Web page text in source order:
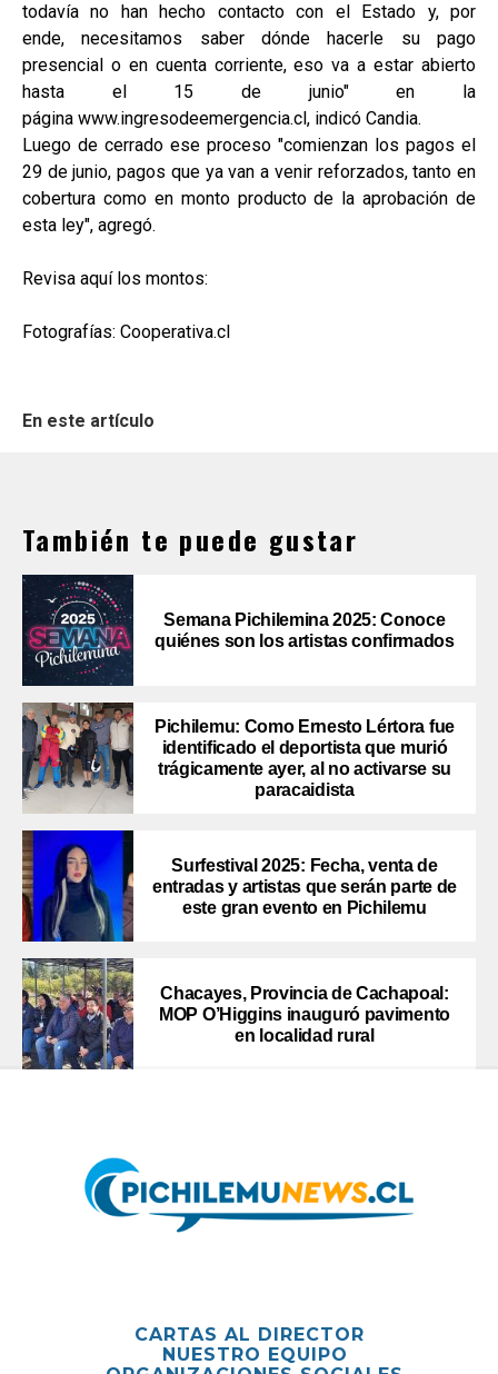
todavía no han hecho contacto con el Estado y, por
ende, necesitamos saber dónde hacerle su pago
presencial o en cuenta corriente, eso va a estar abierto
hasta el 15 de junio" en la
página www.ingresodeemergencia.cl, indicó Candia.
Luego de cerrado ese proceso "comienzan los pagos el
29 de junio, pagos que ya van a venir reforzados, tanto en
cobertura como en monto producto de la aprobación de
esta ley", agregó.
Revisa aquí los montos:
Fotografías: Cooperativa.cl
En este artículo
También te puede gustar
Semana Pichilemina 2025: Conoce
quiénes son los artistas confirmados
Pichilemu: Como Ernesto Lértora fue
identificado el deportista que murió
trágicamente ayer, al no activarse su
paracaidista
Surfestival 2025: Fecha, venta de
entradas y artistas que serán parte de
este gran evento en Pichilemu
Chacayes, Provincia de Cachapoal:
MOP O’Higgins inauguró pavimento
en localidad rural
CARTAS AL DIRECTOR
NUESTRO EQUIPO